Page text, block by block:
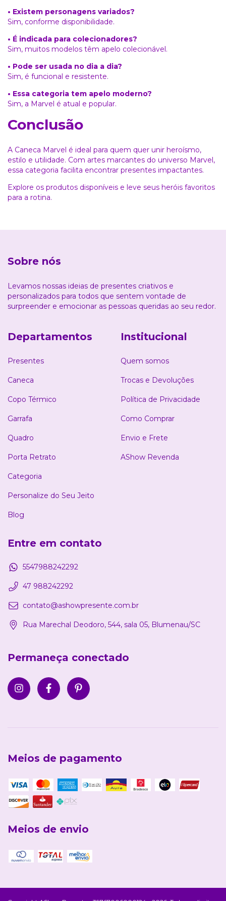
• Existem personagens variados?
Sim, conforme disponibilidade.
• É indicada para colecionadores?
Sim, muitos modelos têm apelo colecionável.
• Pode ser usada no dia a dia?
Sim, é funcional e resistente.
• Essa categoria tem apelo moderno?
Sim, a Marvel é atual e popular.
Conclusão
A Caneca Marvel é ideal para quem quer unir heroísmo,
estilo e utilidade. Com artes marcantes do universo Marvel,
essa categoria facilita encontrar presentes impactantes.
Explore os produtos disponíveis e leve seus heróis favoritos
para a rotina.
Sobre nós
Levamos nossas ideias de presentes criativos e
personalizados para todos que sentem vontade de
surpreender e emocionar as pessoas queridas ao seu redor.
Departamentos
Presentes
Caneca
Copo Térmico
Garrafa
Quadro
Porta Retrato
Categoria
Personalize do Seu Jeito
Blog
Institucional
Quem somos
Trocas e Devoluções
Política de Privacidade
Como Comprar
Envio e Frete
AShow Revenda
Entre em contato
5547988242292
47 988242292
contato@ashowpresente.com.br
Rua Marechal Deodoro, 544, sala 05, Blumenau/SC
Permaneça conectado
Meios de pagamento
Meios de envio